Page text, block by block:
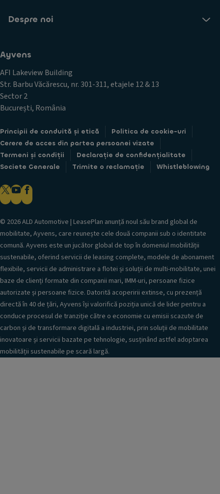
Despre noi
Ayvens
AFI Lakeview Building
Str. Barbu Văcărescu, nr. 301-311, etajele 12 & 13
Sector 2
București, România
Principii de conduită și etică
Politica de cookie-uri
Cerere de acces din partea persoanei vizate
Termeni și condiții
Declarație de confidențialitate
Societe Generale
Trimite o reclamație Whistleblowing
© 2026 ALD Automotive | LeasePlan anunță noul său brand global de
mobilitate, Ayvens, care reunește cele două companii sub o identitate
comună. Ayvens este un jucător global de top în domeniul mobilității
sustenabile, oferind servicii de leasing complete, modele de abonament
flexibile, servicii de administrare a flotei și soluții de multi-mobilitate, unei
baze de clienți formate din companii mari, IMM-uri, persoane fizice
autorizate și persoane fizice. Datorită acoperirii extinse, cu prezență
directă în 40 de țări, Ayvens își valorifică poziția unică de lider pentru a
conduce procesul de tranziție către o economie cu emisii scazute de
carbon și de transformare digitală a industriei, prin soluții de mobilitate
inovatoare și servicii bazate pe tehnologie, susținând astfel adoptarea
mobilității sustenabile pe scară largă.